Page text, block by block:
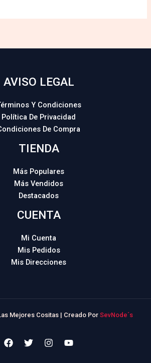
AVISO LEGAL
Y Condiciones
Política De Privacidad
De Compra
TIENDA
Más Populares
Más Vendidos
Destacados
CUENTA
Mi Cuenta
Mis Pedidos
Mis Direcciones
Mejores Cositas | Creado Por SevNode´s